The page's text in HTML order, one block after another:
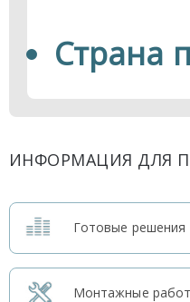
Страна
ИНФОРМАЦИЯ ДЛЯ
Готовые решения
Монтажные